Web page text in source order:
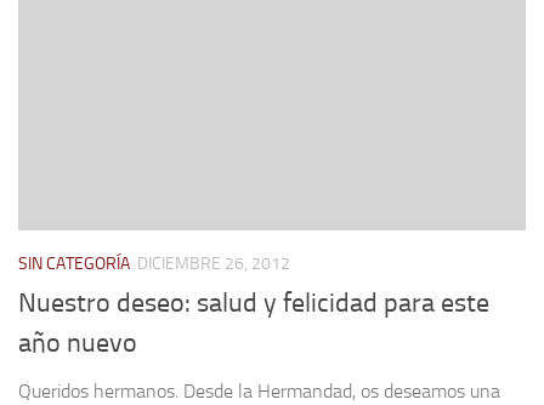
SIN CATEGORÍA DICIEMBRE 26, 2012
Nuestro deseo: salud y felicidad para este
año nuevo
Queridos hermanos. Desde la Hermandad, os deseamos una